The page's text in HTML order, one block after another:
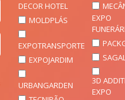
DECOR HOTEL
MOLDPLÁS
EXPOTRANSPORTE
EXPOJARDIM
URBANGARDEN
EXPO
3D
EXPO